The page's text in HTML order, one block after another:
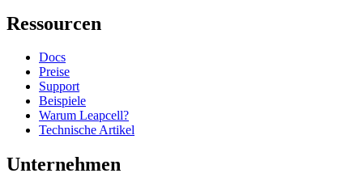
Ressourcen
Docs
Preise
Support
Beispiele
Warum Leapcell?
Technische Artikel
Unternehmen